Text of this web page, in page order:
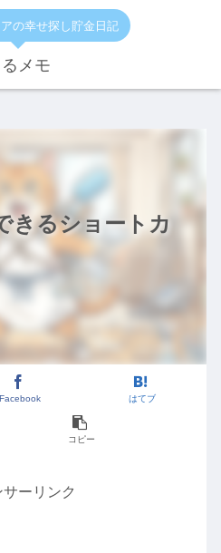
の幸せ探し貯金日記
るメモ
きるショートカ
Facebook はてブ
コピー
サーリンク